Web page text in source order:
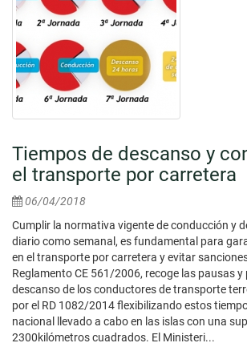
Tiempos de descanso y
el transporte por carretera
06/04/2018
Cumplir la normativa vigente de conducción y
diario como semanal, es fundamental para
en el transporte por carretera y evitar
Reglamento CE 561/2006, recoge las pausas y
descanso de los conductores de transporte
por el RD 1082/2014 flexibilizando estos
nacional llevado a cabo en las islas con una
2300kilómetros cuadrados. El Ministeri...